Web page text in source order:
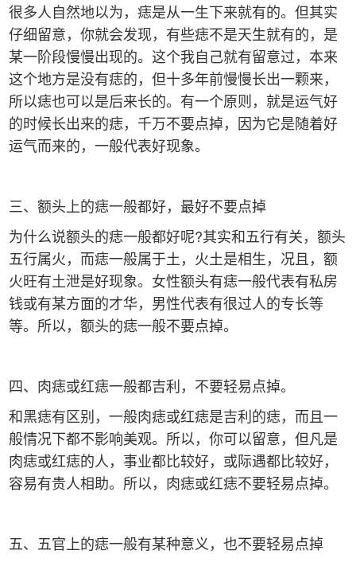
很多人自然地以为，痣是从一生下来就有的。但其实
仔细留意，你就会发现，有些痣不是天生就有的，是
某一阶段慢慢出现的。这个我自己就有留意过，本来
这个地方是没有痣的，但十多年前慢慢长出一颗来，
所以痣也可以是后来长的。有一个原则，就是运气好
的时候长出来的痣，千万不要点掉，因为它是随着好
运气而来的，一般代表好现象。
三、额头上的痣一般都好，最好不要点掉
为什么说额头的痣一般都好呢?其实和五行有关，额头
五行属火，而痣一般属于土，火土是相生，况且，额
火旺有土泄是好现象。女性额头有痣一般代表有私房
钱或有某方面的才华，男性代表有很过人的专长等
等。所以，额头的痣一般不要点掉。
四、肉痣或红痣一般都吉利，不要轻易点掉。
和黑痣有区别，一般肉痣或红痣是吉利的痣，而且一
般情况下都不影响美观。所以，你可以留意，但凡是
肉痣或红痣的人，事业都比较好，或际遇都比较好，
容易有贵人相助。所以，肉痣或红痣不要轻易点掉。
五、五官上的痣一般有某种意义，也不要轻易点掉